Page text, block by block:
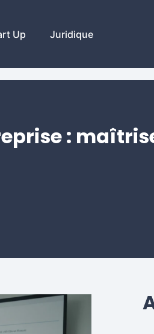
Up Juridique
: